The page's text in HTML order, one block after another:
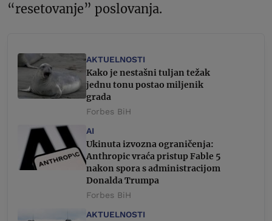
“resetovanje” poslovanja.
AKTUELNOSTI
Kako je nestašni tuljan težak
jednu tonu postao miljenik
grada
Forbes BiH
AI
Ukinuta izvozna ograničenja:
Anthropic vraća pristup Fable 5
nakon spora s administracijom
Donalda Trumpa
Forbes BiH
AKTUELNOSTI